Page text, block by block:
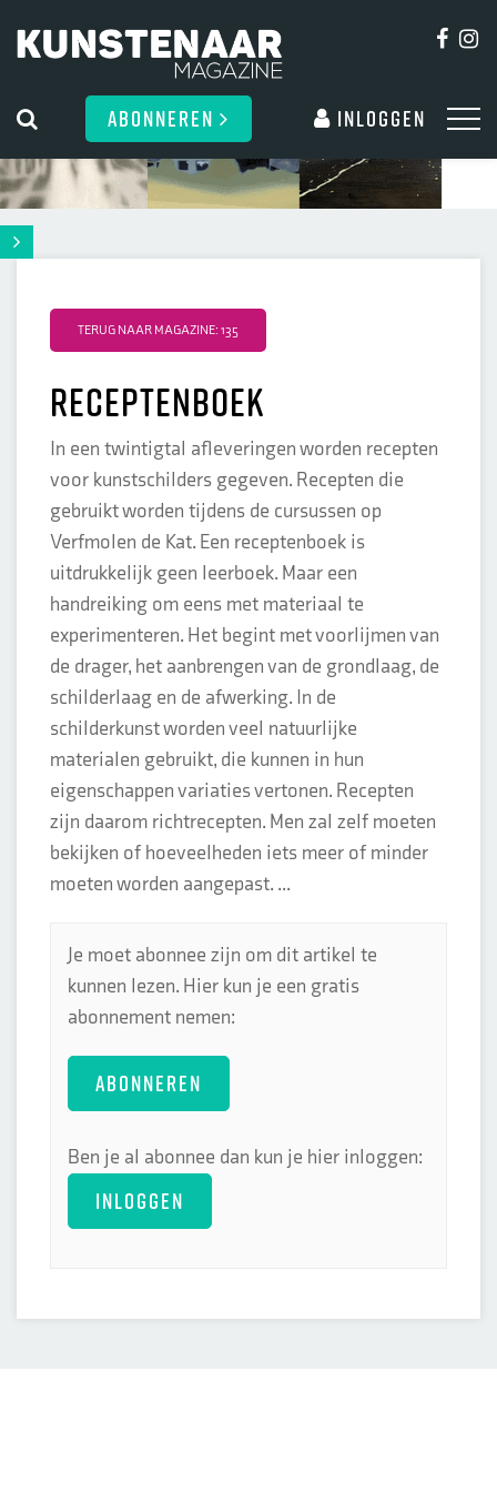
ABONNEREN Inloggen
TERUG NAAR MAGAZINE: 135
Receptenboek
In een twintigtal afleveringen worden recepten
voor kunstschilders gegeven. Recepten die
gebruikt worden tijdens de cursussen op
Verfmolen de Kat. Een receptenboek is
uitdrukkelijk geen leerboek. Maar een
handreiking om eens met materiaal te
experimenteren. Het begint met voorlijmen van
de drager, het aanbrengen van de grondlaag, de
schilderlaag en de afwerking. In de
schilderkunst worden veel natuurlijke
materialen gebruikt, die kunnen in hun
eigenschappen variaties vertonen. Recepten
zijn daarom richtrecepten. Men zal zelf moeten
bekijken of hoeveelheden iets meer of minder
moeten worden aangepast. ...
Je moet abonnee zijn om dit artikel te
kunnen lezen. Hier kun je een gratis
abonnement nemen:
ABONNEREN
Ben je al abonnee dan kun je hier inloggen:
INLOGGEN